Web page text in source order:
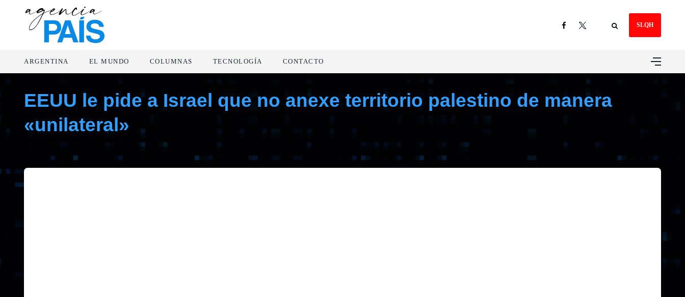
SLQH
ARGENTINA EL MUNDO COLUMNAS TECNOLOGÍA CONTACTO
EEUU le pide a Israel que no anexe territorio palestino de manera
«unilateral»